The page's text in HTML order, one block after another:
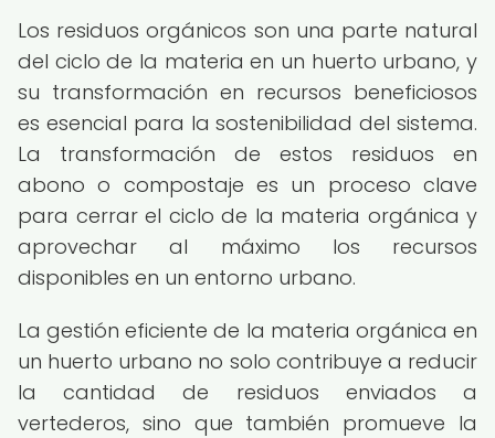
Los residuos orgánicos son una parte natural
del ciclo de la materia en un huerto urbano, y
su transformación en recursos beneficiosos
es esencial para la sostenibilidad del sistema.
La transformación de estos residuos en
abono o compostaje es un proceso clave
para cerrar el ciclo de la materia orgánica y
aprovechar al máximo los recursos
disponibles en un entorno urbano.
La gestión eficiente de la materia orgánica en
un huerto urbano no solo contribuye a reducir
la cantidad de residuos enviados a
vertederos, sino que también promueve la